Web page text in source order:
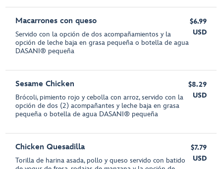
Macarrones con queso
Servido con la opción de dos acompañamientos y la
opción de leche baja en grasa pequeña o botella de agua
DASANI® pequeña
$6.99
USD
Sesame Chicken
Brócoli, pimiento rojo y cebolla con arroz, servido con la
opción de dos (2) acompañantes y leche baja en grasa
pequeña o botella de agua DASANI® pequeña
$8.29
USD
Chicken Quesadilla
Torilla de harina asada, pollo y queso servido con batido
$7.79
USD